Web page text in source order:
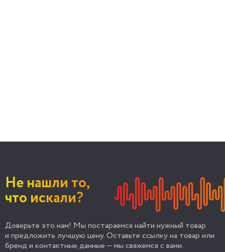
Не нашли то,
что искали?
Доверьте это нам! Мы постараемся найти нужный товар
и предложить лучшую цену. Оставьте ссылку на товар или
бренд и контактные данные — мы свяжемся с вами.